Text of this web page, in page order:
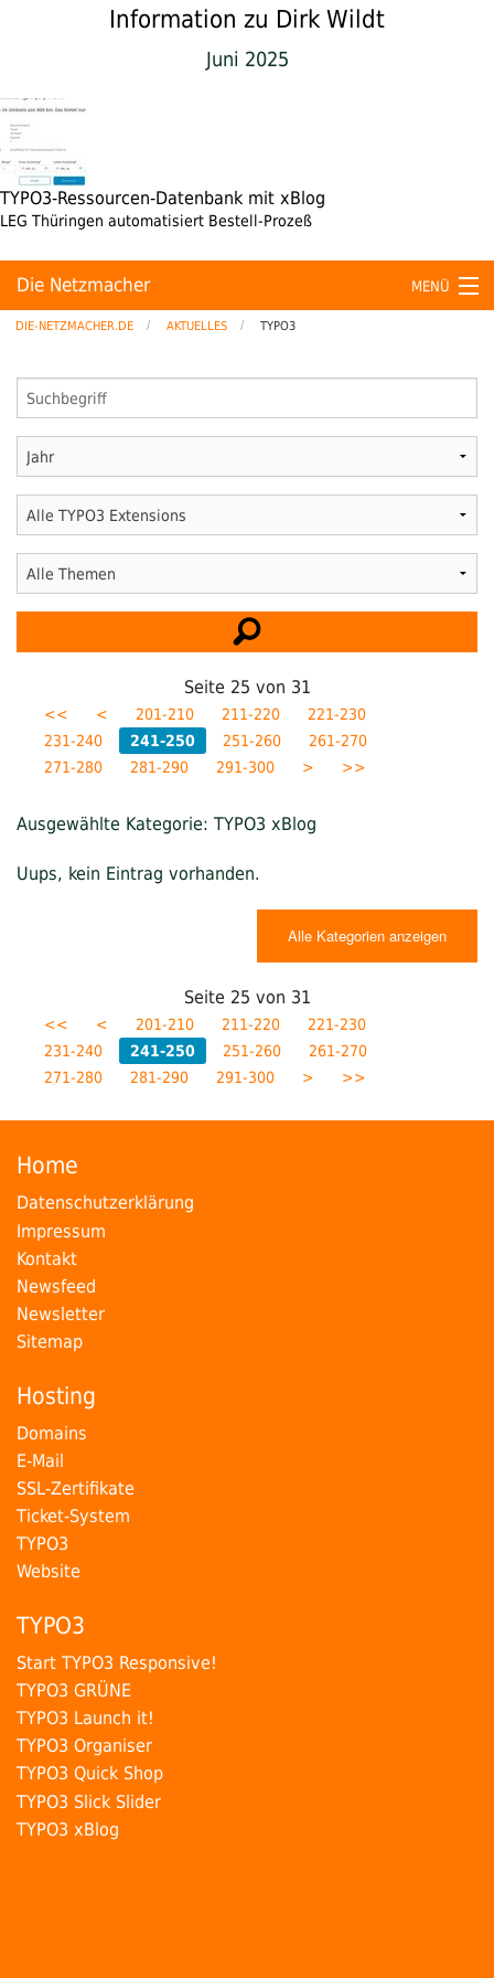
Information zu Dirk Wildt
Juni 2025
TYPO3-Ressourcen-Datenbank mit xBlog
LEG Thüringen automatisiert Bestell-Prozeß
Die Netzmacher MENÜ
Hosting
Kunden
Login
DIE-NETZMACHER.DE AKTUELLES TYPO3
Seite 25 von 31
<< < 201-210 211-220
221-230
231-240
241-250 251-260
261-270
271-280
281-290 291-300 > >>
Ausgewählte Kategorie: TYPO3 xBlog
Uups, kein Eintrag vorhanden.
Alle Kategorien anzeigen
Seite 25 von 31
<< < 201-210 211-220
221-230
231-240
241-250 251-260
261-270
271-280
281-290 291-300 > >>
Home
Datenschutzerklärung
Impressum
Kontakt
Newsfeed
Newsletter
Sitemap
Hosting
Domains
E-Mail
SSL-Zertifikate
Ticket-System
TYPO3
Website
TYPO3
Start TYPO3 Responsive!
TYPO3 GRÜNE
TYPO3 Launch it!
TYPO3 Organiser
TYPO3 Quick Shop
TYPO3 Slick Slider
TYPO3 xBlog